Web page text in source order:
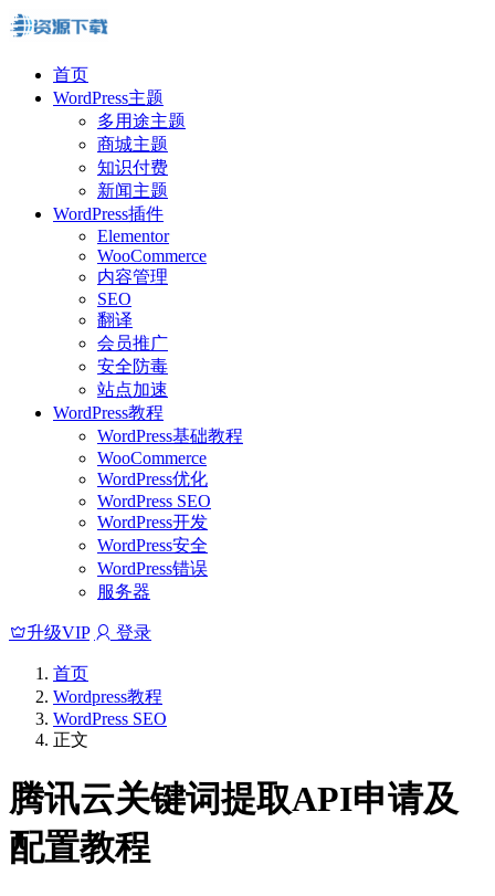
首页
WordPress主题
多用途主题
商城主题
知识付费
新闻主题
WordPress插件
Elementor
WooCommerce
内容管理
SEO
翻译
会员推广
安全防毒
站点加速
WordPress教程
WordPress基础教程
WooCommerce
WordPress优化
WordPress SEO
WordPress开发
WordPress安全
WordPress错误
服务器
升级VIP 登录
首页
Wordpress教程
WordPress SEO
正文
腾讯云关键词提取API申请及
配置教程